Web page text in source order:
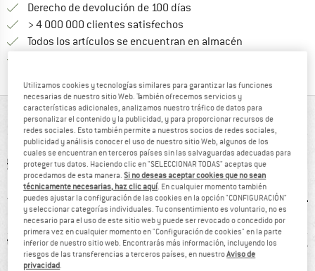
Derecho de devolución de 100 días
> 4 000 000 clientes satisfechos
Todos los artículos se encuentran en almacén
DE UN VISTAZO
99% recomiendan Sin Mulesing
Utilizamos cookies y tecnologías similares para garantizar las funciones
necesarias de nuestro sitio Web. También ofrecemos servicios y
características adicionales, analizamos nuestro tráfico de datos para
personalizar el contenido y la publicidad, y para proporcionar recursos de
redes sociales. Esto también permite a nuestros socios de redes sociales,
publicidad y análisis conocer el uso de nuestro sitio Web, algunos de los
cuales se encuentran en terceros países sin las salvaguardas adecuadas para
proteger tus datos. Haciendo clic en "SELECCIONAR TODAS" aceptas que
procedamos de esta manera.Si no deseas aceptar cookies que no sean
técnicamente necesarias, haz clic aquí. En cualquier momento también
puedes ajustar la configuración de las cookies en la opción "CONFIGURACIÓN"
y seleccionar categorías individuales. Tu consentimiento es voluntario, no es
necesario para el uso de este sitio web y puede ser revocado o concedido por
primera vez en cualquier momento en "Configuración de cookies" en la parte
inferior de nuestro sitio web. Encontrarás más información, incluyendo los
riesgos de las transferencias a terceros países, en nuestroAviso de
privacidad